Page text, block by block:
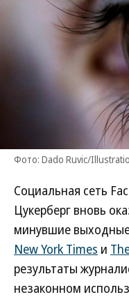
Фото: Dado Ruvic/
Социальная сеть
Цукерберг вновь
минувшие
New York Times и
результаты
незаконном